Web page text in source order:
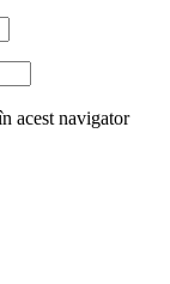
acest navigator